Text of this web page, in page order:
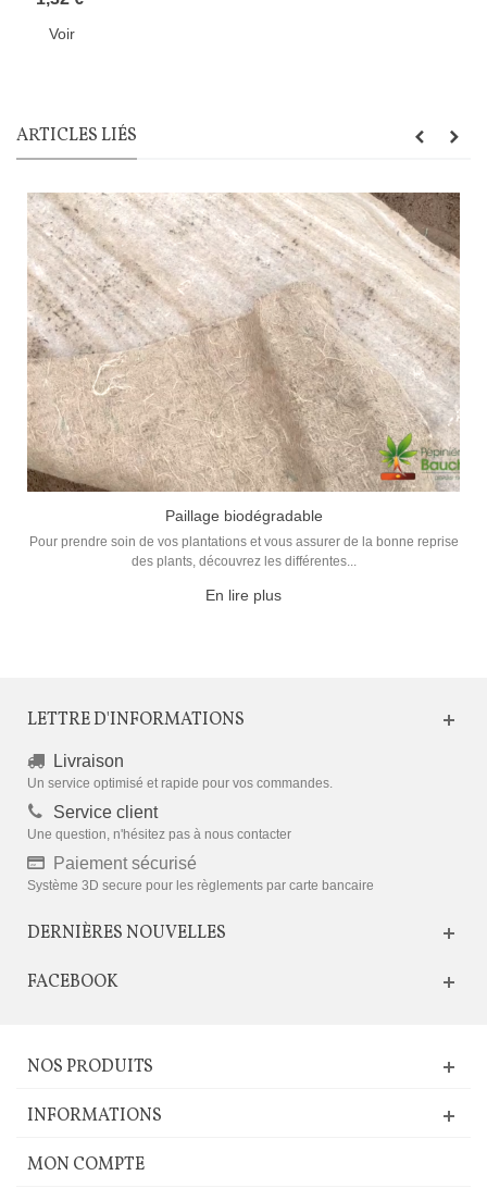
Voir
ARTICLES LIÉS
Paillage biodégradable
Pour prendre soin de vos plantations et vous assurer de la bonne reprise
des plants, découvrez les différentes...
En lire plus
LETTRE D'INFORMATIONS
Livraison
Un service optimisé et rapide pour vos commandes.
Service client
Une question, n'hésitez pas à nous contacter
Paiement sécurisé
Système 3D secure pour les règlements par carte bancaire
DERNIÈRES NOUVELLES
FACEBOOK
NOS PRODUITS
INFORMATIONS
MON COMPTE